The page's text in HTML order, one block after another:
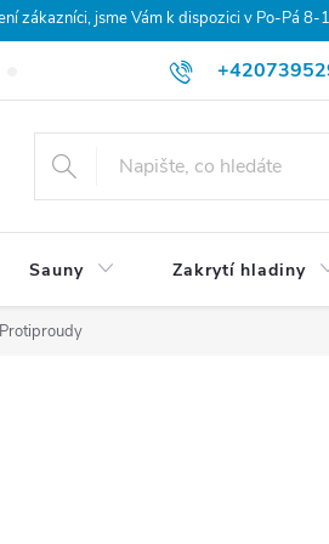
zákazníci, jsme Vám k dispozici v Po-Pá
Hodnocení obchodu
Sauny Zakrytí hladiny
Protiproudy